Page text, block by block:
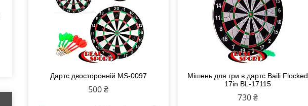
Дартс двосторонній MS-0097
500 ₴
Мішень для гри в дартс Baili Flocked
17in BL-17115
730 ₴